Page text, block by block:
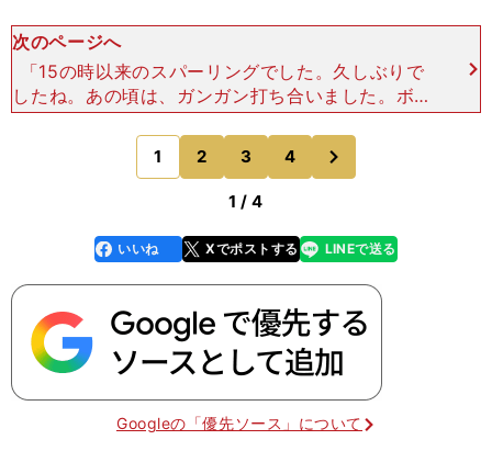
次のページへ
「15の時以来のスパーリングでした。久しぶりで
したね。あの頃は、ガンガン打ち合いました。ボデ
ィを狙ったことを覚えています。今はやりやすい、
崩しやすい選手です。彼の動きを観察しながら、そ
れほど力を入れず
1 2 3 4
のページへ
1 / 4
faceboo
k
いいね Xでポストする
line LINEで送る
Googleの「優先ソース」について